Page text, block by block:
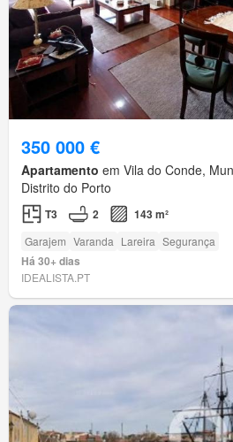
350 000 €
Apartamento em Vila do Conde,
Distrito do Porto
T3 2 143 m²
Garajem Varanda Lareira Segurança
Há 30+ dias
IDEALISTA.PT